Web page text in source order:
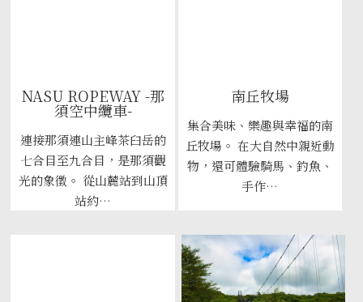
NASU ROPEWAY -那
須空中纜車-
連接那須連山主峰茶臼岳的
七合目至九合目，是那須觀
光的象徵。 從山麓站到山頂
站約…
南丘牧場
集合美味、樂趣與幸福的南
丘牧場。 在大自然中親近動
物，還可體驗騎馬、釣魚、
手作…